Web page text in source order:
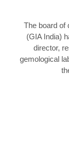
The board of
(GIA India)
director,
gemological